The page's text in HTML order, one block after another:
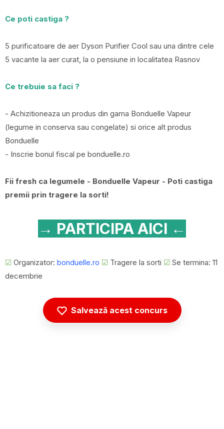
Ce poti castiga ?
5 purificatoare de aer Dyson Purifier Cool sau una dintre cele
5 vacante la aer curat, la o pensiune in localitatea Rasnov
Ce trebuie sa faci ?
- Achizitioneaza un produs din gama Bonduelle Vapeur
(legume in conserva sau congelate) si orice alt produs
Bonduelle
- Inscrie bonul fiscal pe bonduelle.ro
Fii fresh ca legumele - Bonduelle Vapeur - Poti castiga
premii prin tragere la sorti!
→ PARTICIPA AICI ←
☑ Organizator: bonduelle.ro ☑ Tragere la sorti ☑ Se termina: 11
decembrie
Salvează acest concurs